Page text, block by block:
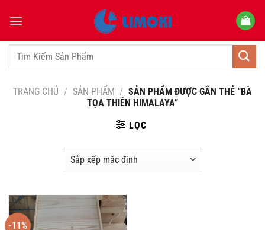
qua
dungTìm
TRANG CHỦ / SẢN PHẨM / SẢN PHẨM ĐƯỢC GẮN THẺ “BÀ
TỌA THIỀN HIMALAYA”
LỌC
-11%